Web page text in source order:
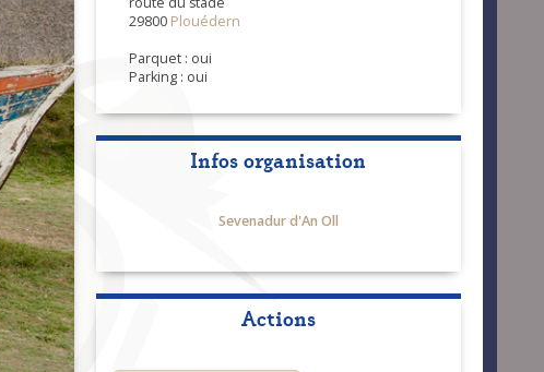
29800 Plouédern
Parquet : oui
Parking : oui
Infos organisation
Sevenadur d'An Oll
Actions